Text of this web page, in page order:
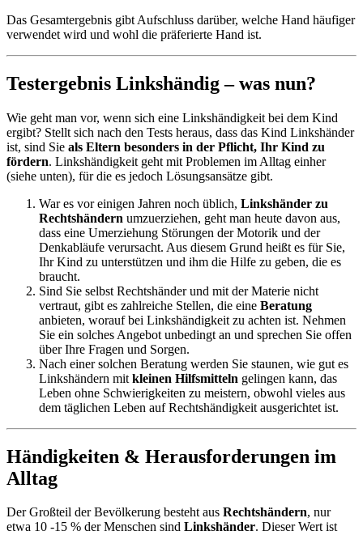
Das Gesamtergebnis gibt Aufschluss darüber, welche Hand häufiger
verwendet wird und wohl die präferierte Hand ist.
Testergebnis Linkshändig – was nun?
Wie geht man vor, wenn sich eine Linkshändigkeit bei dem Kind
ergibt? Stellt sich nach den Tests heraus, dass das Kind Linkshänder
ist, sind Sie als Eltern besonders in der Pflicht, Ihr Kind zu
fördern. Linkshändigkeit geht mit Problemen im Alltag einher
(siehe unten), für die es jedoch Lösungsansätze gibt.
War es vor einigen Jahren noch üblich, Linkshänder zu
Rechtshändern umzuerziehen, geht man heute davon aus,
dass eine Umerziehung Störungen der Motorik und der
Denkabläufe verursacht. Aus diesem Grund heißt es für Sie,
Ihr Kind zu unterstützen und ihm die Hilfe zu geben, die es
braucht.
Sind Sie selbst Rechtshänder und mit der Materie nicht
vertraut, gibt es zahlreiche Stellen, die eine Beratung
anbieten, worauf bei Linkshändigkeit zu achten ist. Nehmen
Sie ein solches Angebot unbedingt an und sprechen Sie offen
über Ihre Fragen und Sorgen.
Nach einer solchen Beratung werden Sie staunen, wie gut es
Linkshändern mit kleinen Hilfsmitteln gelingen kann, das
Leben ohne Schwierigkeiten zu meistern, obwohl vieles aus
dem täglichen Leben auf Rechtshändigkeit ausgerichtet ist.
Händigkeiten & Herausforderungen im
Alltag
Der Großteil der Bevölkerung besteht aus Rechtshändern, nur
etwa 10 -15 % der Menschen sind Linkshänder. Dieser Wert ist